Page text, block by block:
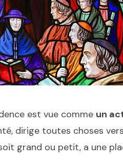
est vue comme un
dirige toutes choses
grand ou petit, a une